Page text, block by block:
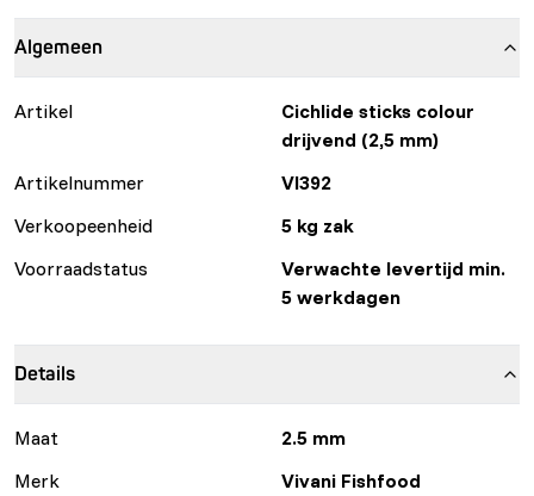
Algemeen
Artikel
Cichlide sticks colour
drijvend (2,5 mm)
Artikelnummer
VI392
Verkoopeenheid
5 kg zak
Voorraadstatus
Verwachte levertijd min.
5 werkdagen
Details
Maat
2.5 mm
Merk
Vivani Fishfood